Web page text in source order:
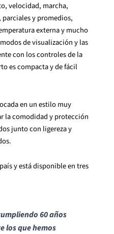
velocidad, marcha,
y promedios,
externa y mucho
de visualización y las
con los controles de la
es compacta y de fácil
en un estilo muy
la comodidad y protección
junto con ligereza y
y está disponible en tres
60 años
los que hemos